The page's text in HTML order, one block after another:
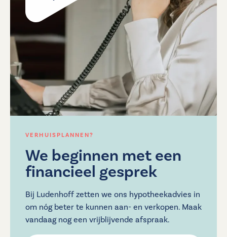
VERHUISPLANNEN?
We beginnen met een
financieel gesprek
Bij Ludenhoff zetten we ons hypotheekadvies in
om nóg beter te kunnen aan- en verkopen. Maak
vandaag nog een vrijblijvende afspraak.